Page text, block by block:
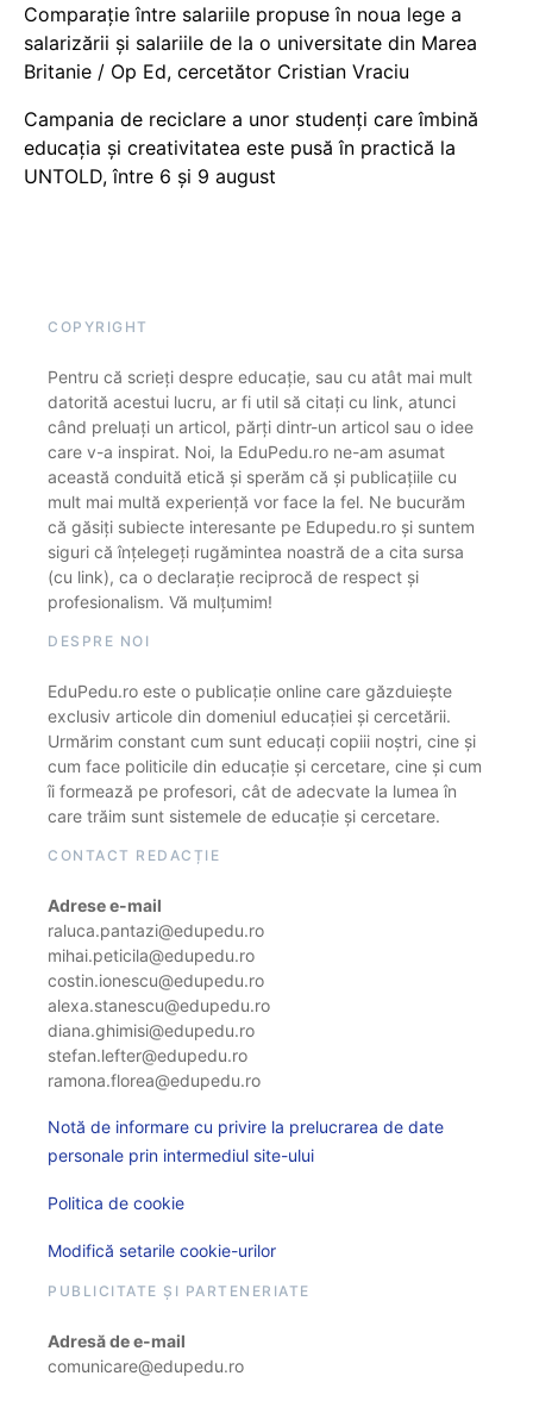
Comparație între salariile propuse în noua lege a
salarizării și salariile de la o universitate din Marea
Britanie / Op Ed, cercetător Cristian Vraciu
Campania de reciclare a unor studenți care îmbină
educația și creativitatea este pusă în practică la
UNTOLD, între 6 și 9 august
COPYRIGHT
Pentru că scrieți despre educație, sau cu atât mai mult
datorită acestui lucru, ar fi util să citați cu link, atunci
când preluați un articol, părți dintr-un articol sau o idee
care v-a inspirat. Noi, la EduPedu.ro ne-am asumat
această conduită etică și sperăm că și publicațiile cu
mult mai multă experiență vor face la fel. Ne bucurăm
că găsiți subiecte interesante pe Edupedu.ro și suntem
siguri că înțelegeți rugămintea noastră de a cita sursa
(cu link), ca o declarație reciprocă de respect și
profesionalism. Vă mulțumim!
DESPRE NOI
EduPedu.ro este o publicație online care găzduiește
exclusiv articole din domeniul educației și cercetării.
Urmărim constant cum sunt educați copiii noștri, cine și
cum face politicile din educație și cercetare, cine și cum
îi formează pe profesori, cât de adecvate la lumea în
care trăim sunt sistemele de educație și cercetare.
CONTACT REDACȚIE
Adrese e-mail
raluca.pantazi@edupedu.ro
mihai.peticila@edupedu.ro
costin.ionescu@edupedu.ro
alexa.stanescu@edupedu.ro
diana.ghimisi@edupedu.ro
stefan.lefter@edupedu.ro
ramona.florea@edupedu.ro
Notă de informare cu privire la prelucrarea de date
personale prin intermediul site-ului
Politica de cookie
Modifică setarile cookie-urilor
PUBLICITATE ȘI PARTENERIATE
Adresă de e-mail
comunicare@edupedu.ro